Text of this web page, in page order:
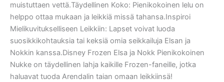
muistuttaen vettä.Täydellinen Koko: Pienikokoinen lelu on
helppo ottaa mukaan ja leikkiä missä tahansa.Inspiroi
Mielikuvitukselliseen Leikkiin: Lapset voivat luoda
suosikkikohtauksia tai keksiä omia seikkailuja Elsan ja
Nokkin kanssa.Disney Frozen Elsa ja Nokk Pienikokoinen
Nukke on täydellinen lahja kaikille Frozen-faneille, jotka
haluavat tuoda Arendalin taian omaan leikkiinsä!